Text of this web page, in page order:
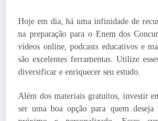
Hoje em dia, há uma infinidade de
na preparação para o Enem dos
vídeos online, podcasts educativos e
são excelentes ferramentas. Utilize
diversificar e enriquecer seu estudo.
Além dos materiais gratuitos, investir
ser uma boa opção para quem deseja